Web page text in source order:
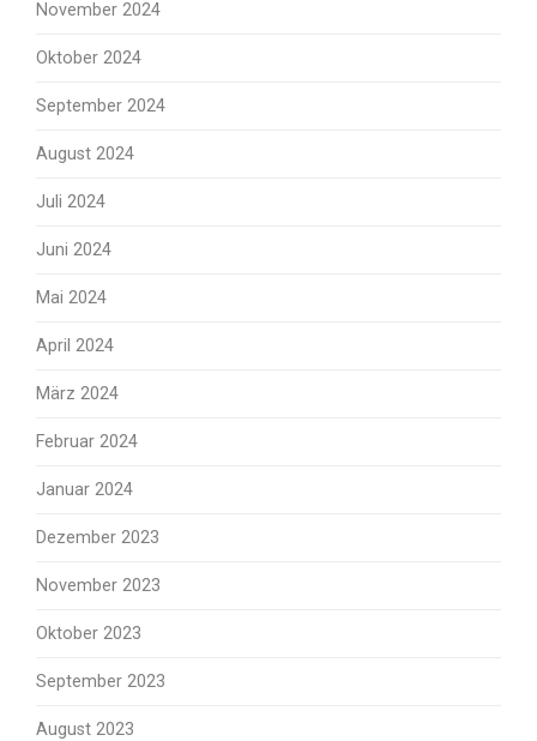
November 2024
Oktober 2024
September 2024
August 2024
Juli 2024
Juni 2024
Mai 2024
April 2024
März 2024
Februar 2024
Januar 2024
Dezember 2023
November 2023
Oktober 2023
September 2023
August 2023